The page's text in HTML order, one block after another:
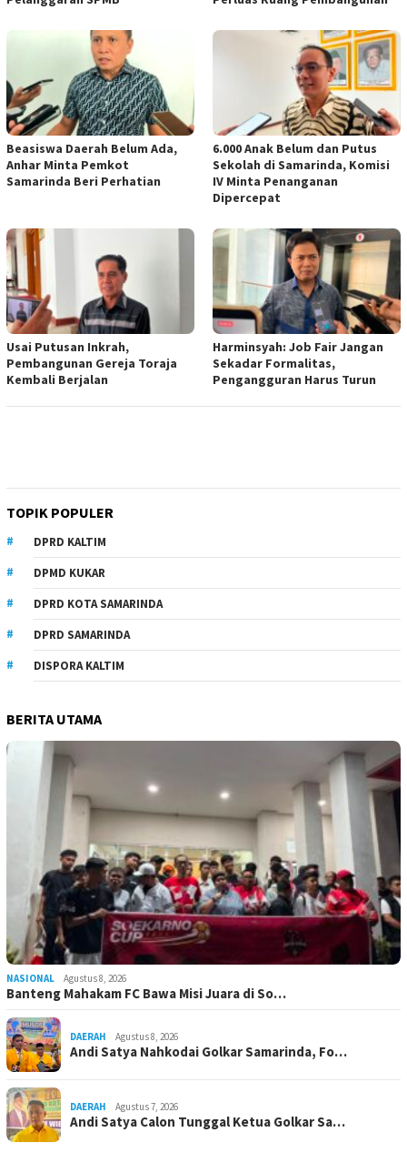
Beasiswa Daerah Belum Ada,
Anhar Minta Pemkot
Samarinda Beri Perhatian
6.000 Anak Belum dan Putus
Sekolah di Samarinda, Komisi
IV Minta Penanganan
Dipercepat
Usai Putusan Inkrah,
Pembangunan Gereja Toraja
Kembali Berjalan
Harminsyah: Job Fair Jangan
Sekadar Formalitas,
Pengangguran Harus Turun
TOPIK POPULER
DPRD KALTIM
DPMD KUKAR
DPRD KOTA SAMARINDA
DPRD SAMARINDA
DISPORA KALTIM
BERITA UTAMA
NASIONAL Agustus 8, 2026
Banteng Mahakam FC Bawa Misi Juara di So…
DAERAH Agustus 8, 2026
Andi Satya Nahkodai Golkar Samarinda, Fo…
DAERAH Agustus 7, 2026
Andi Satya Calon Tunggal Ketua Golkar Sa…